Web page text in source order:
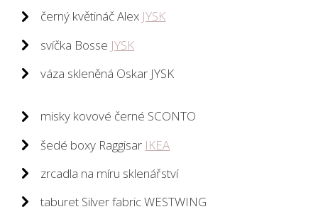
černý květináč Alex JYSK
svíčka Bosse JYSK
váza skleněná Oskar JYSK
misky kovové černé SCONTO
šedé boxy Raggisar IKEA
zrcadla na míru sklenářství
taburet Silver fabric WESTWING